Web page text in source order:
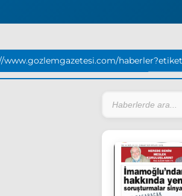
www.gozlemgazetesi.com/